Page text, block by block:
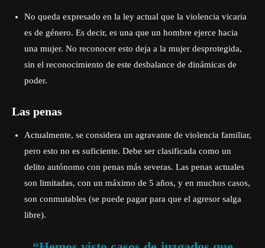
No queda expresado en la ley actual que la violencia vicaria
es de género. Es decir, es una que un hombre ejerce hacia
una mujer. No reconocer esto deja a la mujer desprotegida,
sin el reconocimiento de este desbalance de dinámicas de
poder.
Las penas
Actualmente, se considera un agravante de violencia familiar,
pero esto no es suficiente. Debe ser clasificada como un
delito autónomo con penas más severas. Las penas actuales
son limitadas, con un máximo de 5 años, y en muchos casos,
son conmutables (se puede pagar para que el agresor salga
libre).